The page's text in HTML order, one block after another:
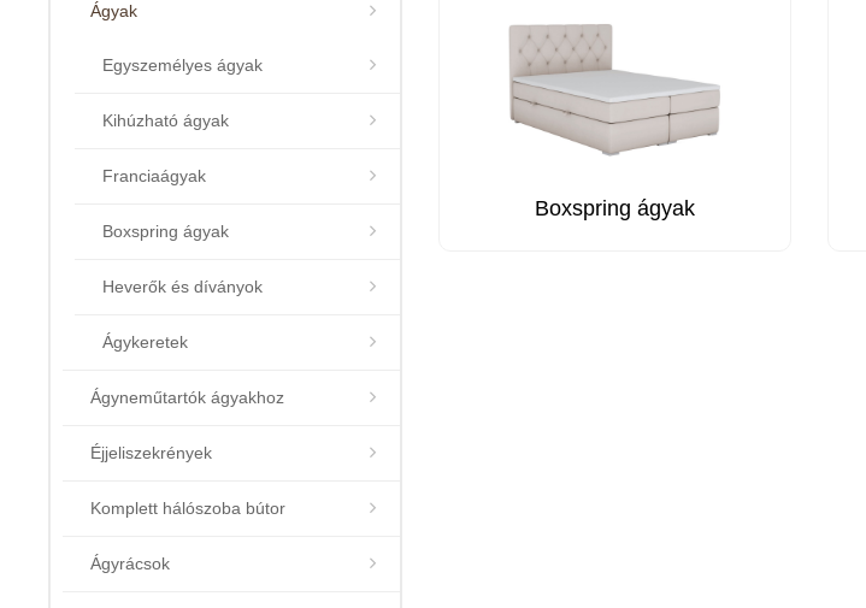
Ágyak
Egyszemélyes ágyak
Kihúzható ágyak
Franciaágyak
Boxspring ágyak
Heverők és díványok
Ágykeretek
Ágyneműtartók ágyakhoz
Éjjeliszekrények
Komplett hálószoba bútor
Ágyrácsok
Boxspring ágyak